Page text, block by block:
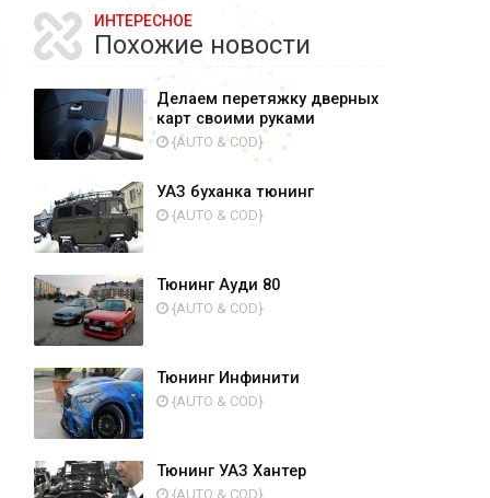
ИНТЕРЕСНОЕ
Похожие новости
Делаем перетяжку дверных
карт своими руками
{AUTO & COD}
УАЗ буханка тюнинг
{AUTO & COD}
Тюнинг Ауди 80
{AUTO & COD}
Тюнинг Инфинити
{AUTO & COD}
Тюнинг УАЗ Хантер
{AUTO & COD}